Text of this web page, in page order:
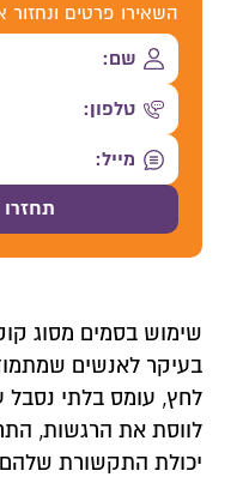
השאירו פרטים ונחזור
שימוש בסמים מסוג
בעיקר לאנשים
לחץ, עומס בלתי נסבל
לווסת את הרגשות,
יכולת התקשורת